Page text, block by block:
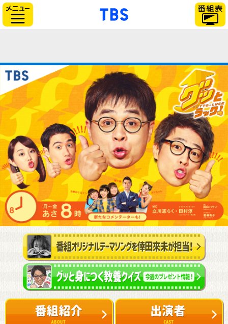
「TBSテレビ」トップ